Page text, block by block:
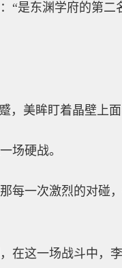
“是东渊学府的第二
，美眸盯着晶壁上面
场硬战。
每一次激烈的对碰
在这一场战斗中，